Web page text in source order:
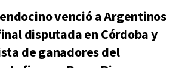
venció a Argentinos
disputada en Córdoba y
de ganadores del